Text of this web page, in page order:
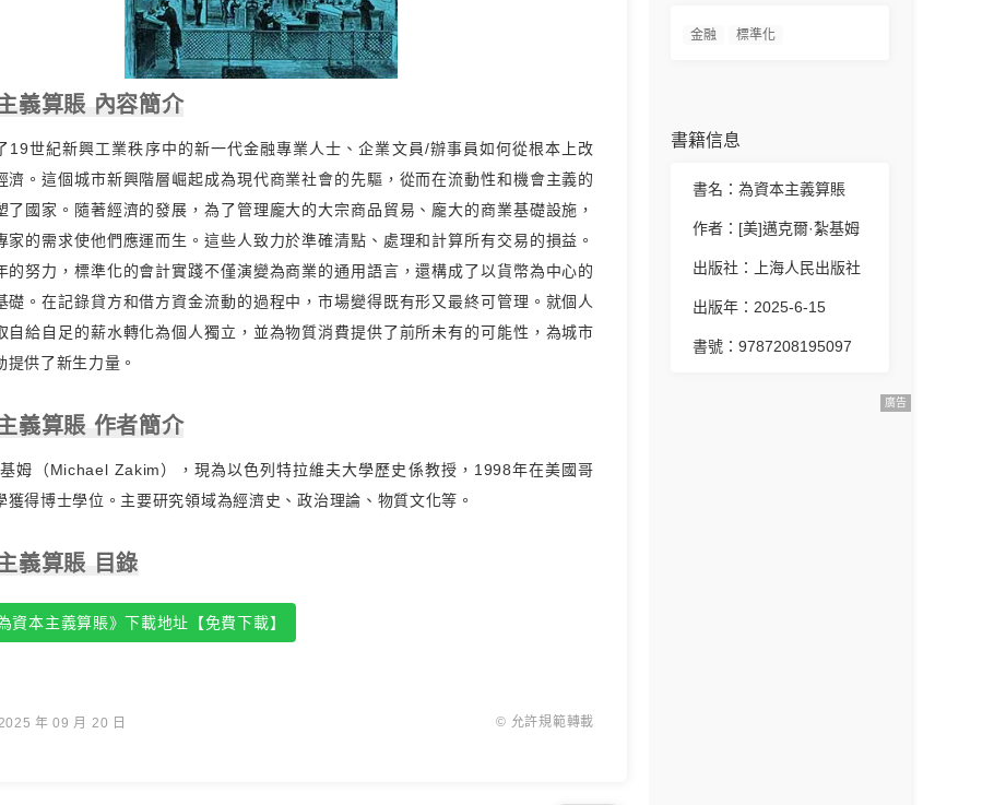
義算賬 內容簡介
19世紀新興工業秩序中的新一代金融專業人士、企業文員/辦事員如何從根本上改
濟。這個城市新興階層崛起成為現代商業社會的先驅，從而在流動性和機會主義的
了國家。隨著經濟的發展，為了管理龐大的大宗商品貿易、龐大的商業基礎設施，
家的需求使他們應運而生。這些人致力於準確清點、處理和計算所有交易的損益。
的努力，標準化的會計實踐不僅演變為商業的通用語言，還構成了以貨幣為中心的
礎。在記錄貸方和借方資金流動的過程中，市場變得既有形又最終可管理。就個人
自給自足的薪水轉化為個人獨立，並為物質消費提供了前所未有的可能性，為城市
提供了新生力量。
義算賬 作者簡介
姆（Michael Zakim），現為以色列特拉維夫大學歷史係教授，1998年在美國哥
獲得博士學位。主要研究領域為經濟史、政治理論、物質文化等。
義算賬 目錄
為資本主義算賬》下載地址【免費下載】
年 09 月 20 日 © 允許規範轉載
金融 標準化
書籍信息
書名：為資本主義算賬
作者：[美]邁克爾·紮基姆
出版社：上海人民出版社
出版年：2025-6-15
書號：9787208195097
廣告